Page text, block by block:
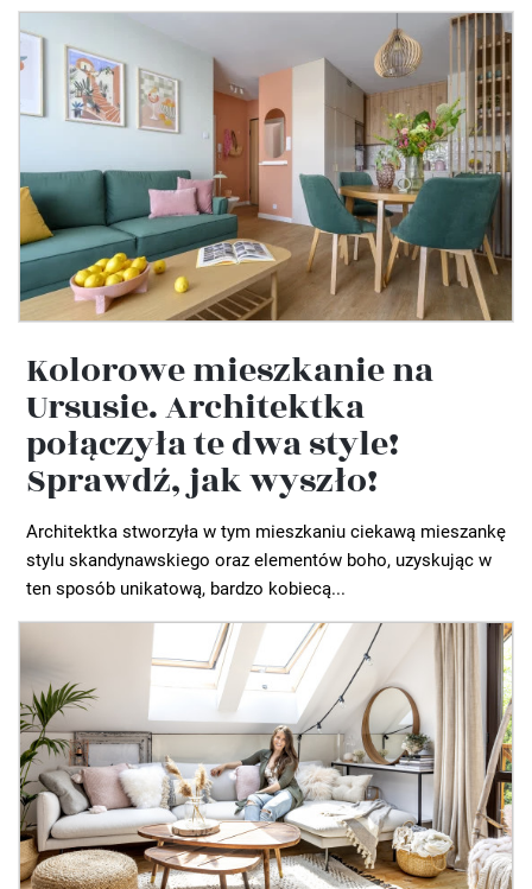
Kolorowe mieszkanie na
Ursusie. Architektka
połączyła te dwa style!
Sprawdź, jak wyszło!
Architektka stworzyła w tym mieszkaniu ciekawą mieszankę
stylu skandynawskiego oraz elementów boho, uzyskując w
ten sposób unikatową, bardzo kobiecą...